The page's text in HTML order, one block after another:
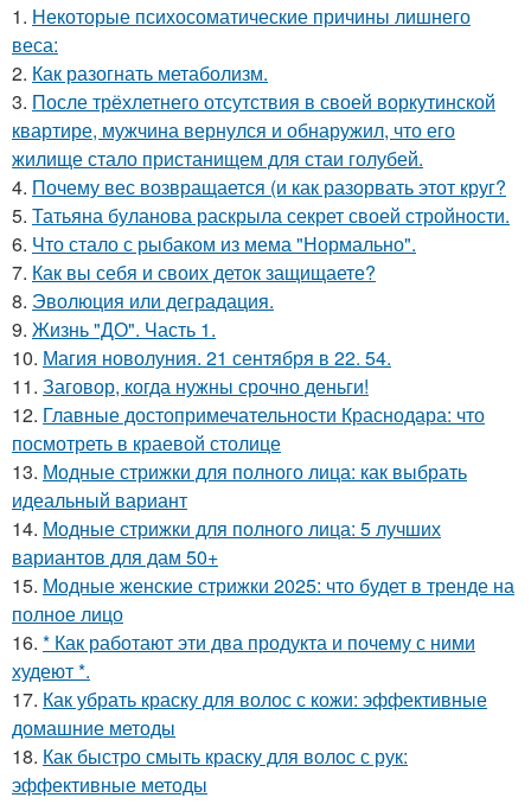
1. Некоторые психосоматические причины лишнего
веса:
2. Как разогнать метаболизм.
3. После трёхлетнего отсутствия в своей воркутинской
квартире, мужчина вернулся и обнаружил, что его
жилище стало пристанищем для стаи голубей.
4. Почему вес возвращается (и как разорвать этот круг?
5. Татьяна буланова раскрыла секрет своей стройности.
6. Что стало с рыбаком из мема "Нормально".
7. Как вы себя и своих деток защищаете?
8. Эволюция или деградация.
9. Жизнь "ДО". Часть 1.
10. Магия новолуния. 21 сентября в 22. 54.
11. Заговор, когда нужны срочно деньги!
12. Главные достопримечательности Краснодара: что
посмотреть в краевой столице
13. Модные стрижки для полного лица: как выбрать
идеальный вариант
14. Модные стрижки для полного лица: 5 лучших
вариантов для дам 50+
15. Модные женские стрижки 2025: что будет в тренде на
полное лицо
16. * Как работают эти два продукта и почему с ними
худеют *.
17. Как убрать краску для волос с кожи: эффективные
домашние методы
18. Как быстро смыть краску для волос с рук:
эффективные методы